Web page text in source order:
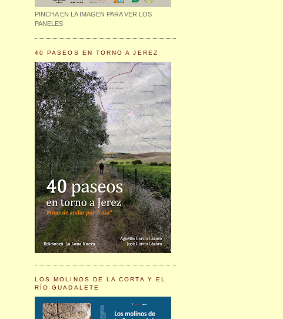
PINCHA EN LA IMAGEN PARA VER LOS
PANELES
40 PASEOS EN TORNO A JEREZ
LOS MOLINOS DE LA CORTA Y EL
RÍO GUADALETE